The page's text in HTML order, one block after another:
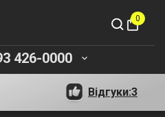
shopping_bag
0
426-0000 keyboard_arrow_down
Відгуки:3